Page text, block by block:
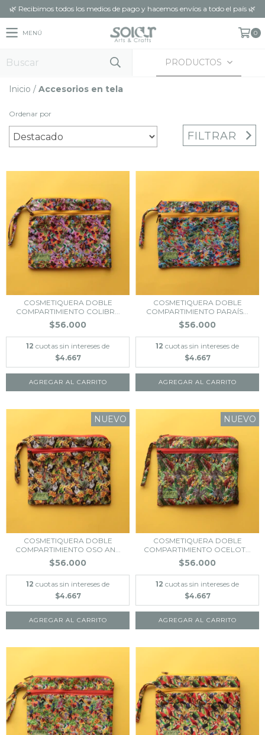
🌿 Recibimos todos los medios de pago y hacemos envíos a todo el país 🌿
MENÚ 0
PRODUCTOS
Inicio / Accesorios en tela
Ordenar por
FILTRAR
COSMETIQUERA DOBLE
COMPARTIMIENTO COLIBR...
$56.000
12 cuotas sin intereses de
$4.667
COSMETIQUERA DOBLE
COMPARTIMIENTO PARAÍS...
$56.000
12 cuotas sin intereses de
$4.667
NUEVO
COSMETIQUERA DOBLE
COMPARTIMIENTO OSO AN...
$56.000
12 cuotas sin intereses de
$4.667
NUEVO
COSMETIQUERA DOBLE
COMPARTIMIENTO OCELOT...
$56.000
12 cuotas sin intereses de
$4.667